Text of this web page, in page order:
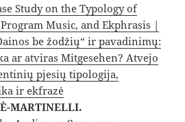
Study on the Typology of
Music, and Ekphrasis |
be žodžių“ ir pavadinimų:
ar atviras Mitgesehen? Atvejo
pjesių tipologija,
ir ekfrazė
MARTINELLI.